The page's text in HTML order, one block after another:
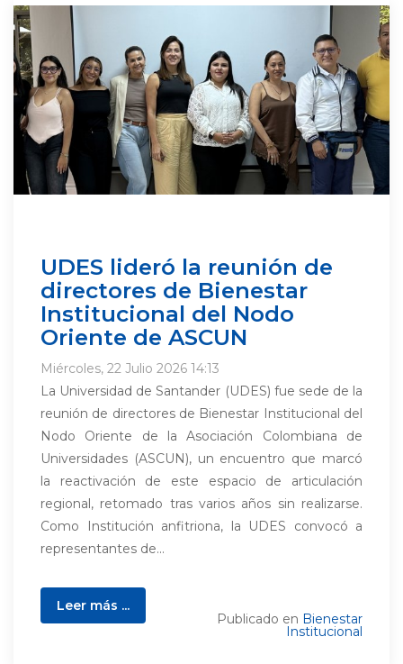
UDES lideró la reunión de
directores de Bienestar
Institucional del Nodo
Oriente de ASCUN
Miércoles, 22 Julio 2026 14:13
La Universidad de Santander (UDES) fue sede de la
reunión de directores de Bienestar Institucional del
Nodo Oriente de la Asociación Colombiana de
Universidades (ASCUN), un encuentro que marcó
la reactivación de este espacio de articulación
regional, retomado tras varios años sin realizarse.
Como Institución anfitriona, la UDES convocó a
representantes de...
Leer más ...
Publicado en Bienestar
Institucional